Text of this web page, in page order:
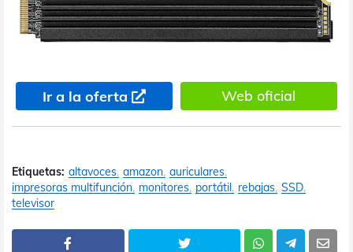
Ir a la oferta Web oficial
Etiquetas: altavoces amazon auriculares
impresoras multifunción monitores portátil rebajas SSD
televisor